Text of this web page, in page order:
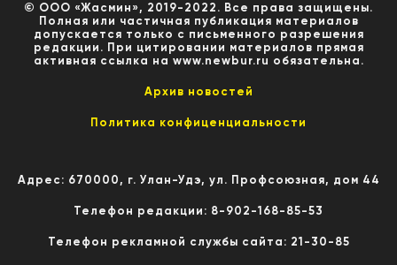
© ООО «Жасмин», 2019-2022. Все права защищены.
Полная или частичная публикация материалов
допускается только с письменного разрешения
редакции. При цитировании материалов прямая
активная ссылка на www.newbur.ru обязательна.
Архив новостей
Политика конфиценциальности
Адрес: 670000, г. Улан-Удэ, ул. Профсоюзная, дом 44
Телефон редакции: 8-902-168-85-53
Телефон рекламной службы сайта: 21-30-85